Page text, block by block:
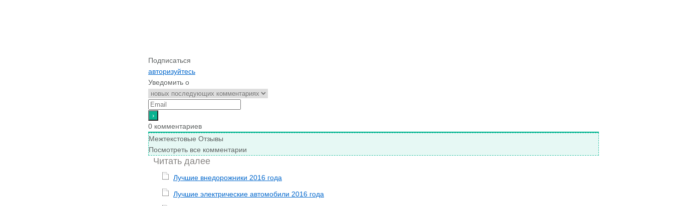
Подписаться
авторизуйтесь
Уведомить о
0 комментариев
Межтекстовые Отзывы
Посмотреть все комментарии
Читать далее
Лучшие внедорожники 2016 года
Лучшие электрические автомобили 2016 года